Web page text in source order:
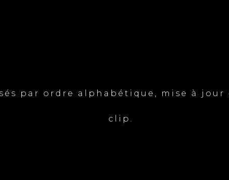
par ordre alphabétique, mise à jour
clip.